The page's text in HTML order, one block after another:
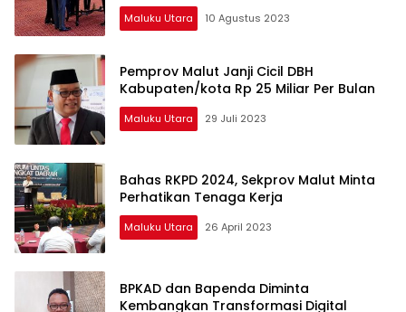
Maluku Utara 10 Agustus 2023
Pemprov Malut Janji Cicil DBH
Kabupaten/kota Rp 25 Miliar Per Bulan
Maluku Utara 29 Juli 2023
Bahas RKPD 2024, Sekprov Malut Minta
Perhatikan Tenaga Kerja
Maluku Utara 26 April 2023
BPKAD dan Bapenda Diminta
Kembangkan Transformasi Digital